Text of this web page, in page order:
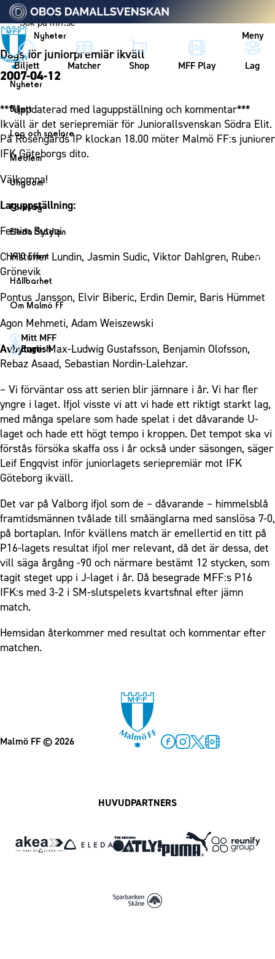
Vidare till innehållet
Nyheter Meny
Biljett Matcher Shop MFF Play Lag
Nyheter
Nyheter
Kalender
Biljett
Biljett
Årskort herr
Mitt MFF
Biljetter till bortamatcher
Biljettvillkor
Lag och spelare
Lag
Herrlaget
Spelare
Ledarstab
Damlaget
Spelare
Ledarstab
Medlem
Medlemskap i Malmö FF
Ungdom
MFF Ungdom
Skånecupen
Fotbollsskolan
Fotbollsnätverket
P19
F19
P17
F17
Företag
Bli företagspartner
Klubbstolar
Partner dam
Eleda Stadion
Eleda Stadion
Erics Bar & Restaurang
Matchdag på Eleda Stadion
MFF-museet & rundvandringar
1910 Event
1910 Event
Fest & Event
Möte
Mässa
Sommarfest
Julshow
Inspiration
Vanliga frågor om 1910 Event
Hållbarhet
Hållbarhet
Himmelsblå framtid – en match för miljön
MFF i samhället
Laget för alla
Himmelsblå Tillsammans
Karriärakademin
Grundskolefotboll mot rasismer
Skolakademier
Fonder
Om Malmö FF
Om Malmö FF
Kontakt
Press och media
Historik – herrlaget
Historik – damlaget
Närstående organisationer
Policydokument
Personuppgiftspolicy
Mitt MFF
English
Dags för juniorpremiär ikväll
2007-04-12
***Uppdaterad med laguppställning och kommentar***
Ikväll är det seriepremiär för Juniorallsvenskan Södra Elit.
På Rosengårds IP klockan 18.00 möter Malmö FF:s juniorer
IFK Göteborgs dito.
Välkomna!
Laguppställning:
Festim Bytyqi
Christoffer Lundin, Jasmin Sudic, Viktor Dahlgren, Ruben
Grönevik
Pontus Jansson, Elvir Biberic, Erdin Demir, Baris Hümmet
Agon Mehmeti, Adam Weiszewski
Avbytare:Max-Ludwig Gustafsson, Benjamin Olofsson,
Rebaz Asaad, Sebastian Nordin-Lalehzar.
– Vi förväntar oss att serien blir jämnare i år. Vi har fler
yngre i laget. Ifjol visste vi att vi hade ett riktigt starkt lag,
med många spelare som hade spelat i det dåvarande U-
laget och hade ett högt tempo i kroppen. Det tempot ska vi
förstås försöka skaffa oss i år också under säsongen, säger
Leif Engqvist inför juniorlagets seriepremiär mot IFK
Göteborg ikväll.
Det var på Valborg ifjol som de – dåvarande – himmelsblå
framtidsmännen tvålade till småänglarna med sanslösa 7-0,
på bortaplan. Inför kvällens match är emellertid en titt på
P16-lagets resultat ifjol mer relevant, då det är dessa, det
vill säga årgång -90 och närmare bestämt 12 stycken, som
tagit steget upp i J-laget i år. Då besegrade MFF:s P16
IFK:s med 3-2 i SM-slutspelets kvartsfinal efter jämn
match.
Hemsidan återkommer med resultat och kommentar efter
matchen.
Malmö FF© 2026
HUVUDPARTNERS